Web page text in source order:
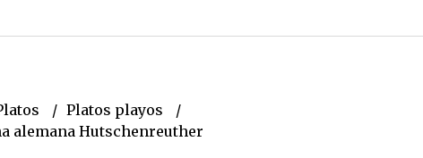
Platos playos
alemana Hutschenreuther